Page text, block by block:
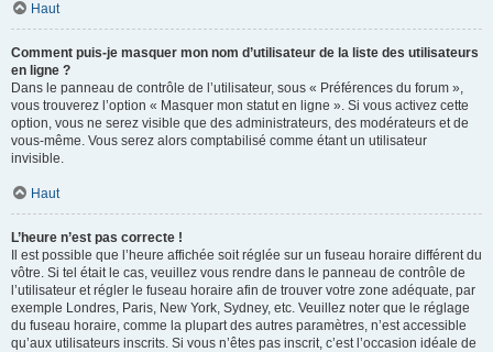
Haut
Comment puis-je masquer mon nom d’utilisateur de la liste des utilisateurs
en ligne ?
Dans le panneau de contrôle de l’utilisateur, sous « Préférences du forum »,
vous trouverez l’option « Masquer mon statut en ligne ». Si vous activez cette
option, vous ne serez visible que des administrateurs, des modérateurs et de
vous-même. Vous serez alors comptabilisé comme étant un utilisateur
invisible.
Haut
L’heure n’est pas correcte !
Il est possible que l’heure affichée soit réglée sur un fuseau horaire différent du
vôtre. Si tel était le cas, veuillez vous rendre dans le panneau de contrôle de
l’utilisateur et régler le fuseau horaire afin de trouver votre zone adéquate, par
exemple Londres, Paris, New York, Sydney, etc. Veuillez noter que le réglage
du fuseau horaire, comme la plupart des autres paramètres, n’est accessible
qu’aux utilisateurs inscrits. Si vous n’êtes pas inscrit, c’est l’occasion idéale de